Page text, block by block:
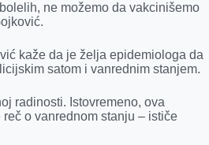
ne možemo da vakcinišemo
kaže da je želja epidemiologa da
satom i vanrednim stanjem.
radinosti. Istovremeno, ova
o vanrednom stanju – ističe